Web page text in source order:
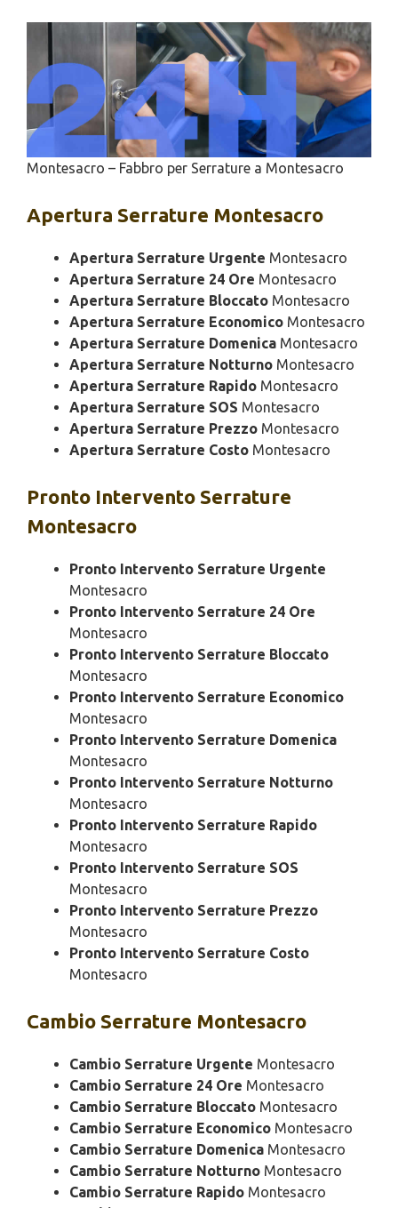
Montesacro – Fabbro per Serrature a Montesacro
Apertura Serrature Montesacro
Apertura Serrature Urgente Montesacro
Apertura Serrature 24 Ore Montesacro
Apertura Serrature Bloccato Montesacro
Apertura Serrature Economico Montesacro
Apertura Serrature Domenica Montesacro
Apertura Serrature Notturno Montesacro
Apertura Serrature Rapido Montesacro
Apertura Serrature SOS Montesacro
Apertura Serrature Prezzo Montesacro
Apertura Serrature Costo Montesacro
Pronto Intervento Serrature
Montesacro
Pronto Intervento Serrature Urgente
Montesacro
Pronto Intervento Serrature 24 Ore
Montesacro
Pronto Intervento Serrature Bloccato
Montesacro
Pronto Intervento Serrature Economico
Montesacro
Pronto Intervento Serrature Domenica
Montesacro
Pronto Intervento Serrature Notturno
Montesacro
Pronto Intervento Serrature Rapido
Montesacro
Pronto Intervento Serrature SOS
Montesacro
Pronto Intervento Serrature Prezzo
Montesacro
Pronto Intervento Serrature Costo
Montesacro
Cambio Serrature Montesacro
Cambio Serrature Urgente Montesacro
Cambio Serrature 24 Ore Montesacro
Cambio Serrature Bloccato Montesacro
Cambio Serrature Economico Montesacro
Cambio Serrature Domenica Montesacro
Cambio Serrature Notturno Montesacro
Cambio Serrature Rapido Montesacro